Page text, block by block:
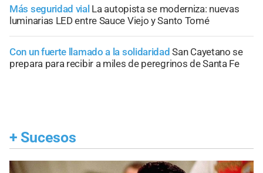
Más seguridad vial La autopista se moderniza: nuevas
luminarias LED entre Sauce Viejo y Santo Tomé
Con un fuerte llamado a la solidaridad San Cayetano se
prepara para recibir a miles de peregrinos de Santa Fe
+ Sucesos